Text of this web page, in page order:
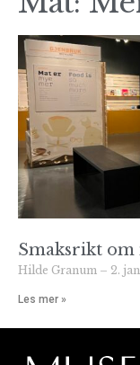
Smaksrikt om
Hilde Granum 2.
Les mer »